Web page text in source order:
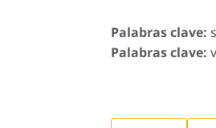
Palabras clave:
Palabras clave: